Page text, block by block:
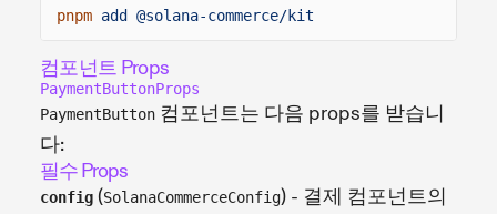
pnpm add @solana-commerce/kit
컴포넌트 Props
PaymentButtonProps
PaymentButton 컴포넌트는 다음 props를 받습니
다:
필수 Props
config (SolanaCommerceConfig) - 결제 컴포넌트의